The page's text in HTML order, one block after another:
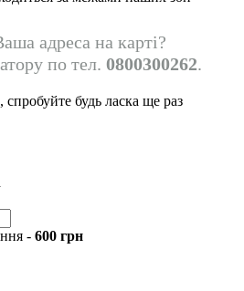
адреса на карті?
по тел. 0800300262.
будь ласка ще раз
- 600 грн